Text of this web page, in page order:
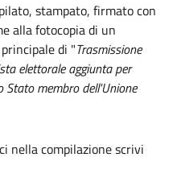
stampato, firmato con
alla fotocopia di un
di "Trasmissione
elettorale aggiunta per
Stato membro dell'Unione
nella compilazione scrivi